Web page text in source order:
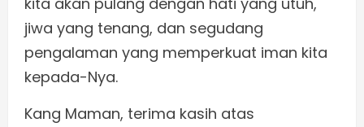
jiwa yang tenang, dan segudang
pengalaman yang memperkuat iman kita
kepada-Nya.
Kang Maman, terima kasih atas